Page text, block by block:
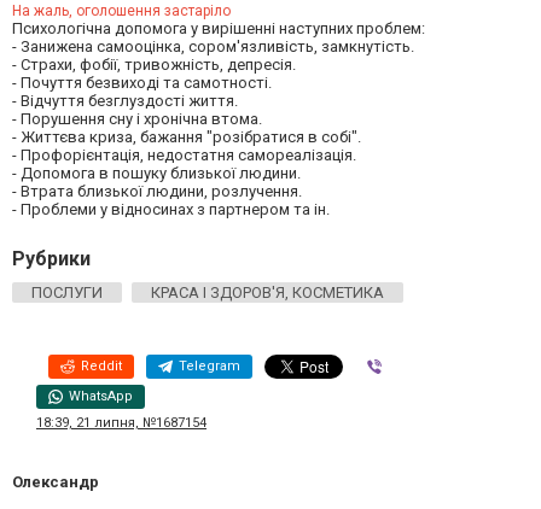
На жаль, оголошення застаріло
Психологічна допомога у вирішенні наступних проблем:
- Занижена самооцінка, сором'язливість, замкнутість.
- Страхи, фобії, тривожність, депресія.
- Почуття безвиході та самотності.
- Відчуття безглуздості життя.
- Порушення сну і хронічна втома.
- Життєва криза, бажання "розібратися в собі".
- Профорієнтація, недостатня самореалізація.
- Допомога в пошуку близької людини.
- Втрата близької людини, розлучення.
- Проблеми у відносинах з партнером та ін.
Рубрики
ПОСЛУГИ КРАСА І ЗДОРОВ'Я, КОСМЕТИКА
Reddit Telegram
WhatsApp
18:39, 21 липня, №1687154
Олександр